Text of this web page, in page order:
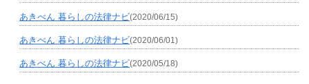
あきべん 暮らしの法律ナビ(2020/06/15)
あきべん 暮らしの法律ナビ(2020/06/01)
あきべん 暮らしの法律ナビ(2020/05/18)